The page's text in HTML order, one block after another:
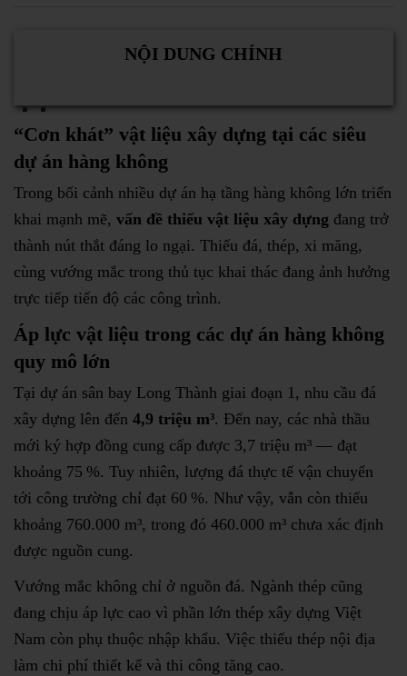
NỘI DUNG CHÍNH
“Cơn khát” vật liệu xây dựng tại các siêu
dự án hàng không
Trong bối cảnh nhiều dự án hạ tầng hàng không lớn triển
khai mạnh mẽ, vấn đề thiếu vật liệu xây dựng đang trở
thành nút thắt đáng lo ngại. Thiếu đá, thép, xi măng,
cùng vướng mắc trong thủ tục khai thác đang ảnh hưởng
trực tiếp tiến độ các công trình.
Áp lực vật liệu trong các dự án hàng không
quy mô lớn
Tại dự án sân bay Long Thành giai đoạn 1, nhu cầu đá
xây dựng lên đến 4,9 triệu m³. Đến nay, các nhà thầu
mới ký hợp đồng cung cấp được 3,7 triệu m³ — đạt
khoảng 75 %. Tuy nhiên, lượng đá thực tế vận chuyển
tới công trường chỉ đạt 60 %. Như vậy, vẫn còn thiếu
khoảng 760.000 m³, trong đó 460.000 m³ chưa xác định
được nguồn cung.
Vướng mắc không chỉ ở nguồn đá. Ngành thép cũng
đang chịu áp lực cao vì phần lớn thép xây dựng Việt
Nam còn phụ thuộc nhập khẩu. Việc thiếu thép nội địa
làm chi phí thiết kế và thi công tăng cao.